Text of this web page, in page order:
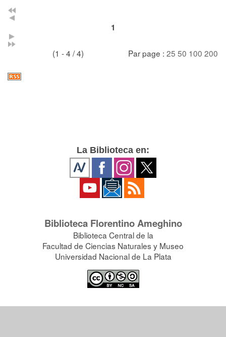
1
(1 - 4 / 4) Par page : 25 50 100 200
La Biblioteca en:
Biblioteca Florentino Ameghino
Biblioteca Central de la
Facultad de Ciencias Naturales y Museo
Universidad Nacional de La Plata